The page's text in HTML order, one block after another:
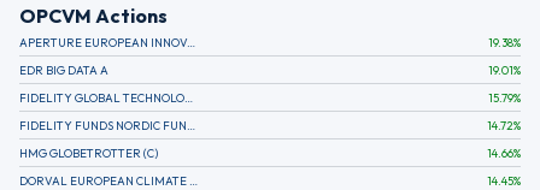
OPCVM Actions
APERTURE EUROPEAN INNOVATION 19.38%
EDR BIG DATA A
19.01%
15.79%
14.72%
HMG GLOBETROTTER (C)
14.66%
14.45%